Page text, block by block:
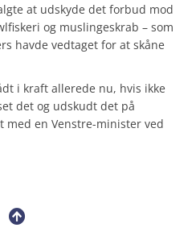
at udskyde det forbud mod
og muslingeskrab – som
havde vedtaget for at skåne
i kraft allerede nu, hvis ikke
det og udskudt det på
med en Venstre-minister ved